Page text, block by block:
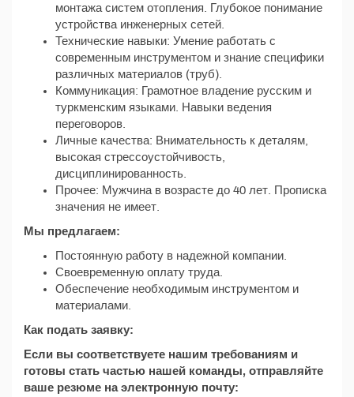
монтажа систем отопления. Глубокое понимание
устройства инженерных сетей.
Технические навыки: Умение работать с
современным инструментом и знание специфики
различных материалов (труб).
Коммуникация: Грамотное владение русским и
туркменским языками. Навыки ведения
переговоров.
Личные качества: Внимательность к деталям,
высокая стрессоустойчивость,
дисциплинированность.
Прочее: Мужчина в возрасте до 40 лет. Прописка
значения не имеет.
Мы предлагаем:
Постоянную работу в надежной компании.
Своевременную оплату труда.
Обеспечение необходимым инструментом и
материалами.
Как подать заявку:
Если вы соответствуете нашим требованиям и
готовы стать частью нашей команды, отправляйте
ваше резюме на электронную почту: